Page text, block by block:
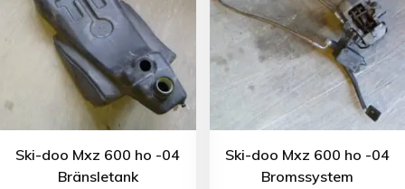
Ski-doo Mxz 600 ho -04
Bränsletank
Ski-doo Mxz 600 ho -04
Bromssystem